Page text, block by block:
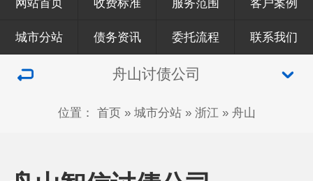
网站首页 收费标准 服务范围 客户案例
城市分站 债务资讯 委托流程 联系我们
舟山讨债公司
位置： 首页» 城市分站» 浙江» 舟山